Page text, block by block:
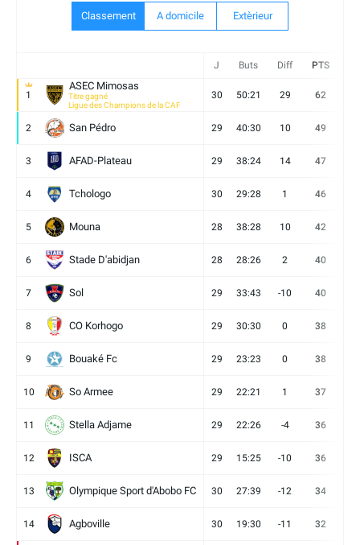
Classement A domicile Extèrieur
J Buts Diff PTS
1
ASEC Mimosas
Titre gagné
Ligue des Champions de la CAF
30 50:21 29 62
2 San Pédro 29 40:30 10 49
3 AFAD-Plateau 29 38:24 14 47
4 Tchologo 30 29:28 1 46
5 Mouna 28 38:28 10 42
6 Stade D'abidjan 28 28:26 2 40
7 Sol 29 33:43 -10 40
8 CO Korhogo 29 30:30 0 38
9 Bouaké Fc 29 23:23 0 38
10 So Armee 29 22:21 1 37
11 Stella Adjame 29 22:26 -4 36
12 ISCA 29 15:25 -10 36
13 Olympique Sport d'Abobo FC 30 27:39 -12 34
14 Agboville 30 19:30 -11 32